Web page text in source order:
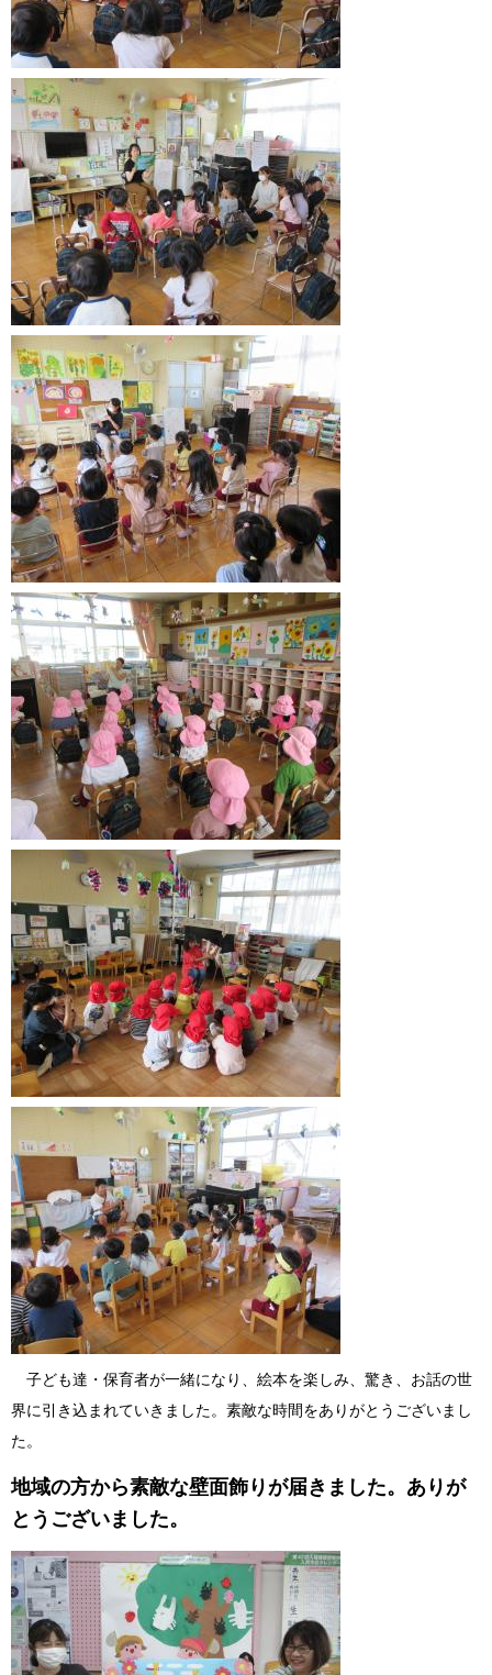
子ども達・保育者が一緒になり、絵本を楽しみ、驚き、お話の世
界に引き込まれていきました。素敵な時間をありがとうございまし
た。
地域の方から素敵な壁面飾りが届きました。ありが
とうございました。